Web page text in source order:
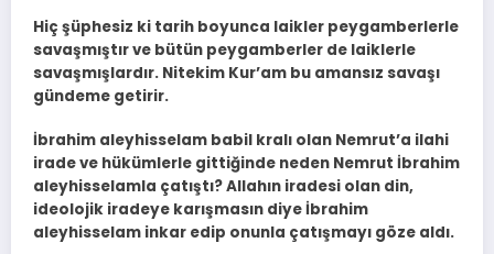
Hiç şüphesiz ki tarih boyunca laikler peygamberlerle
savaşmıştır ve bütün peygamberler de laiklerle
savaşmışlardır. Nitekim Kur’am bu amansız savaşı
gündeme getirir.
İbrahim aleyhisselam babil kralı olan Nemrut’a ilahi
irade ve hükümlerle gittiğinde neden Nemrut İbrahim
aleyhisselamla çatıştı? Allahın iradesi olan din,
ideolojik iradeye karışmasın diye İbrahim
aleyhisselam inkar edip onunla çatışmayı göze aldı.